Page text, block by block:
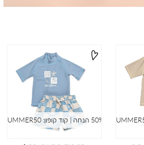
50% הנחה | קוד קופון: SUMMER50